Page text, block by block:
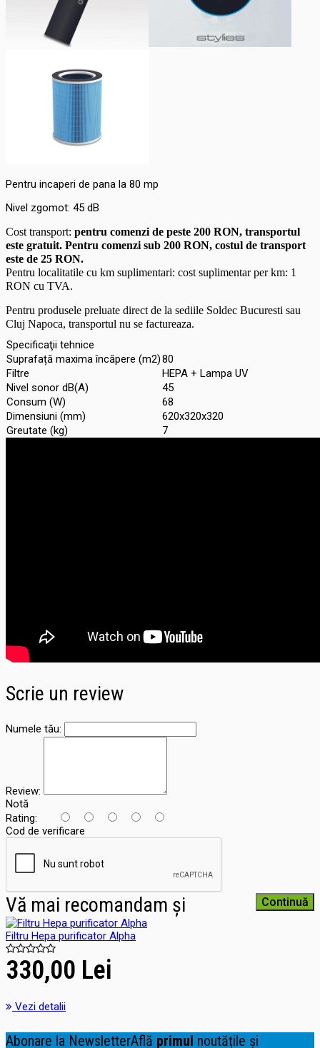
Pentru incaperi de pana la 80 mp
Nivel zgomot: 45 dB
Cost transport: pentru comenzi de peste 200 RON, transportul
este gratuit. Pentru comenzi sub 200 RON, costul de transport
este de 25 RON.
Pentru localitatile cu km suplimentari: cost suplimentar per km: 1
RON cu TVA.
Pentru produsele preluate direct de la sediile Soldec Bucuresti sau
Cluj Napoca, transportul nu se factureaza.
Specificaţii tehnice
Suprafață maxima încăpere (m2)80
Filtre
HEPA + Lampa UV
Nivel sonor dB(A)
45
Consum (W)
68
Dimensiuni (mm)
620x320x320
Greutate (kg)
7
Scrie un review
Numele tău:
Review:
Notă
Rating:
Cod de verificare
Continuă
Vă mai recomandam și
Filtru Hepa purificator Alpha
330,00 Lei
Vezi detalii
Abonare la NewsletterAflă primul noutățile și